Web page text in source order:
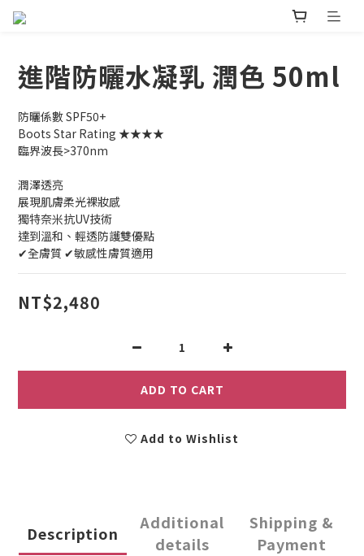
進階防曬水凝乳 潤色 50ml
防曬係數 SPF50+
Boots Star Rating ★★★★
臨界波長>370nm
潤澤透亮
展現肌膚柔光裸妝感
獨特奈米抗UV技術
達到溫和、輕透防護雙優點
✔全膚質 ✔敏感性膚質適用
NT$2,480
ADD TO CART
Add to Wishlist
Description
Additional
details
Shipping &
Payment